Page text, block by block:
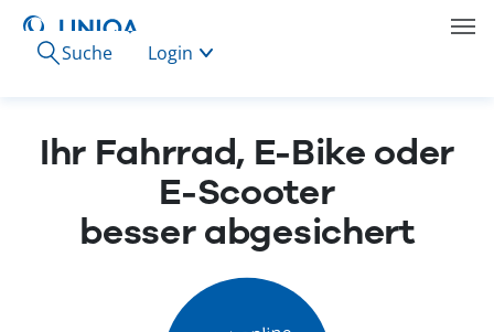
Suche Login
Ihr Fahrrad, E-Bike oder
E-Scooter
besser abgesichert